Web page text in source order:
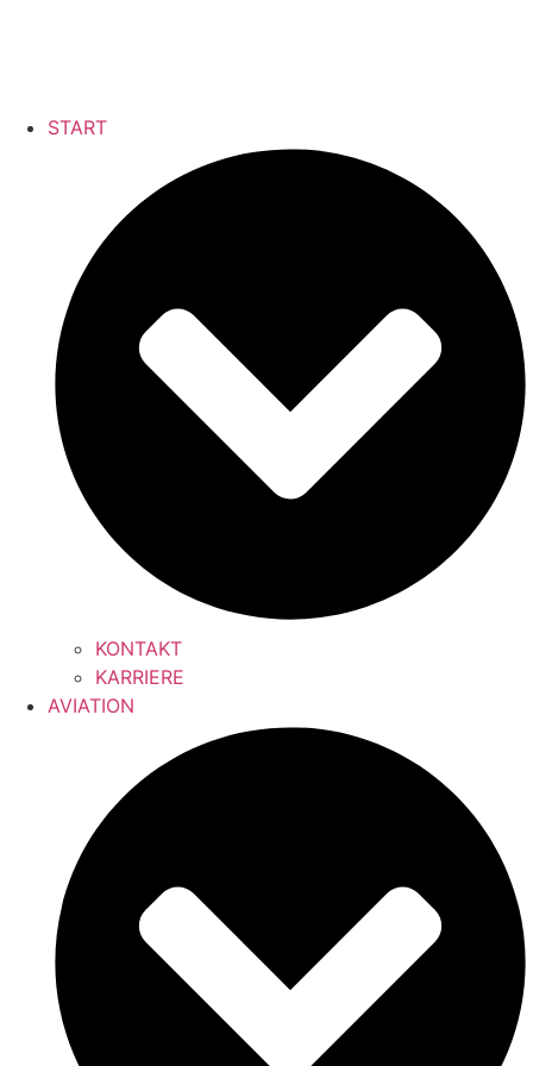
START
KONTAKT
KARRIERE
AVIATION